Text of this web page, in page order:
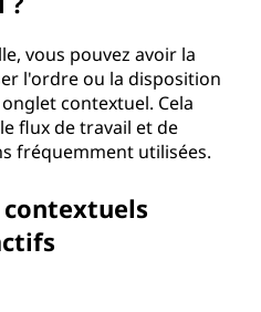
vous pouvez avoir la
l'ordre ou la disposition
contextuel. Cela
flux de travail et de
fréquemment utilisées.